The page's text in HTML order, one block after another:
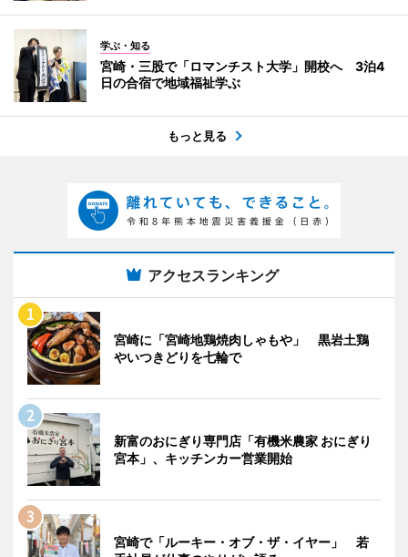
学ぶ・知る
宮崎・三股で「ロマンチスト大学」開校へ 3泊4
日の合宿で地域福祉学ぶ
もっと見る
アクセスランキング
宮崎に「宮崎地鶏焼肉しゃもや」 黒岩土鶏
やいつきどりを七輪で
新富のおにぎり専門店「有機米農家 おにぎり
宮本」、キッチンカー営業開始
宮崎で「ルーキー・オブ・ザ・イヤー」 若